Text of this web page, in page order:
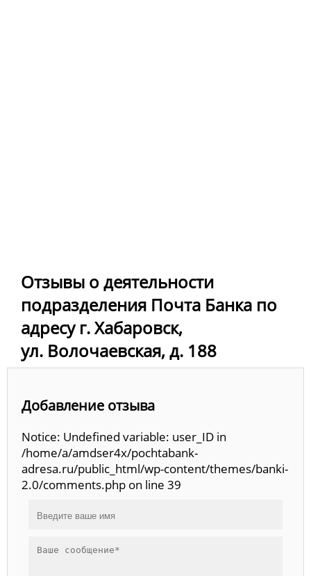
Отзывы о деятельности
подразделения Почта Банка по
адресу г. Хабаровск,
ул. Волочаевская, д. 188
Добавление отзыва
Notice: Undefined variable: user_ID in
/home/a/amdser4x/pochtabank-
adresa.ru/public_html/wp-content/themes/banki-
2.0/comments.php on line 39